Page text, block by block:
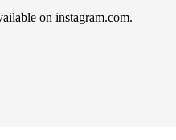
on instagram.com.